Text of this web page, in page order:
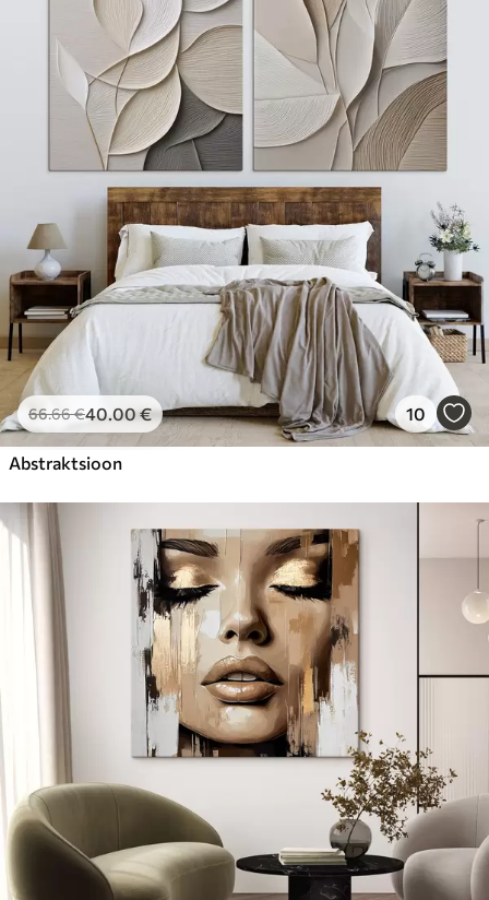
66.66€40.00€ 10
Abstraktsioon